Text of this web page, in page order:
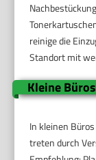
reinige die
Standort mit
Kleine Büros
In kleinen
treten durch